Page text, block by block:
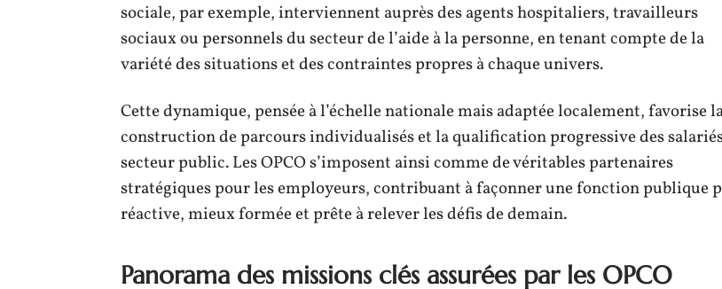
sociale, par exemple, interviennent auprès des agents hospitaliers, travailleurs
sociaux ou personnels du secteur de l’aide à la personne, en tenant compte de la
variété des situations et des contraintes propres à chaque univers.
Cette dynamique, pensée à l’échelle nationale mais adaptée localement, favorise
construction de parcours individualisés et la qualification progressive des
secteur public. Les OPCO s’imposent ainsi comme de véritables partenaires
stratégiques pour les employeurs, contribuant à façonner une fonction publique
réactive, mieux formée et prête à relever les défis de demain.
Panorama des missions clés assurées par les OPCO